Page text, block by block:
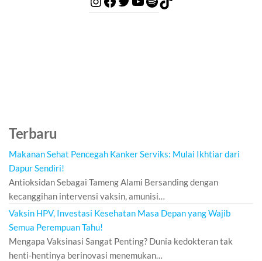
Terbaru
Makanan Sehat Pencegah Kanker Serviks: Mulai Ikhtiar dari
Dapur Sendiri!
Antioksidan Sebagai Tameng Alami Bersanding dengan
kecanggihan intervensi vaksin, amunisi…
Vaksin HPV, Investasi Kesehatan Masa Depan yang Wajib
Semua Perempuan Tahu!
Mengapa Vaksinasi Sangat Penting? Dunia kedokteran tak
henti-hentinya berinovasi menemukan…